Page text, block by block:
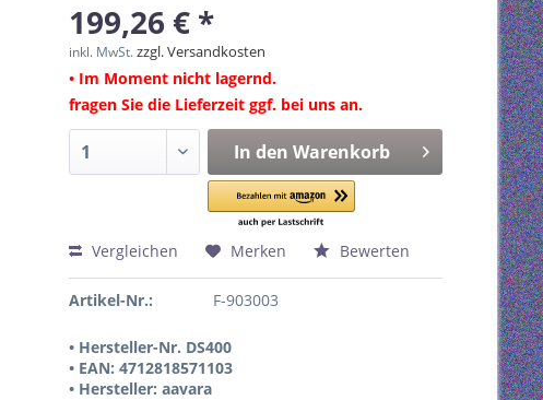
199,26 € *
inkl. MwSt.zzgl. Versandkosten
• Im Moment nicht lagernd.
fragen Sie die Lieferzeit ggf. bei uns an.
In den Warenkorb
Vergleichen Merken Bewerten
Artikel-Nr.: F-903003
• Hersteller-Nr. DS400
• EAN: 4712818571103
• Hersteller: aavara